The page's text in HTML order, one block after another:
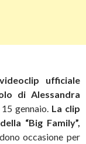
videoclip ufficiale
di Alessandra
gennaio. La clip
“Big Family”,
occasione per